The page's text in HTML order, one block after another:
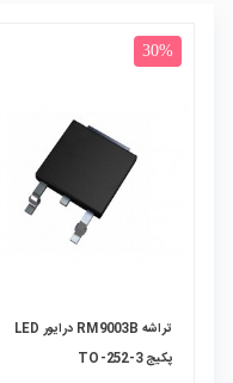
30%
تراشه RM9003B درایور LED
پکیج TO-252-3